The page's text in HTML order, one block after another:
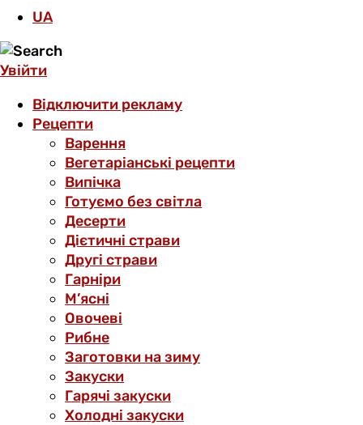
UA
Увійти
Відключити рекламу
Рецепти
Варення
Вегетаріанські рецепти
Випічка
Готуємо без світла
Десерти
Дієтичні страви
Другі страви
Гарніри
М’ясні
Овочеві
Рибне
Заготовки на зиму
Закуски
Гарячі закуски
Холодні закуски